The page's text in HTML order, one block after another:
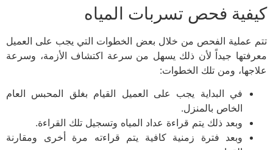
كيفية فحص تسربات المياه
تتم عملية الفحص من خلال بعض الخطوات التي يجب على العميل
معرفتها جيداً لأن ذلك يسهل من سرعة اكتشاف الأزمة، وسرعة
علاجها، ومن تلك الخطوات:
في البداية يجب على العميل القيام بغلق المحبس العام
الخاص بالمنزل.
وبعد ذلك يتم قراءة عداد المياه وتسجيل تلك القراءة.
وبعد فترة زمنية كافية يتم قراءته مرة أخرى ومقارنة